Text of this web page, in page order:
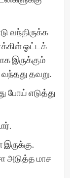
வந்திருக்க
ஓட்டக்
இருக்கும்
தவறு.
போய் எடுத்து
அடுத்த மாச